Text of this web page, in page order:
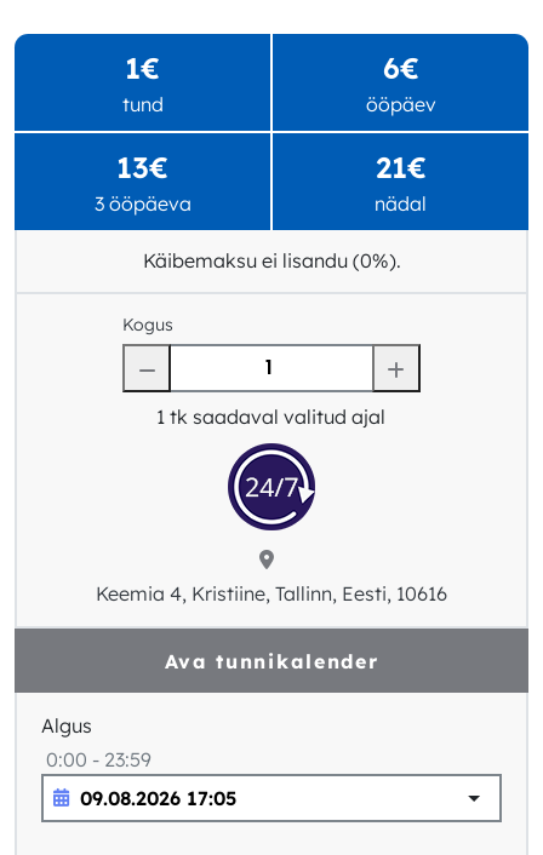
1€
tund
6€
ööpäev
13€
3 ööpäeva
21€
nädal
Käibemaksu ei lisandu (0%).
Kogus
1 tk saadaval valitud ajal
Keemia 4, Kristiine, Tallinn, Eesti, 10616
Ava tunnikalender
Algus
0:00 - 23:59